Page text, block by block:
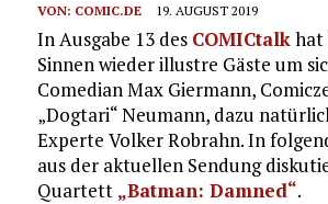
VON: COMIC.DE 19. AUGUST 2019
In Ausgabe 13 des COMICtalkhat
Sinnen wieder illustre Gäste um
Comedian Max Giermann,
„Dogtari“ Neumann, dazu
Experte Volker Robrahn. In
aus der aktuellen Sendung
Quartett „Batman: Damned“.